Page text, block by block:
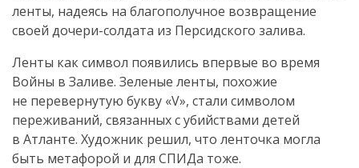
ленты, надеясь на благополучное возвращение
своей дочери-солдата из Персидского залива.
Ленты как символ появились впервые во время
Войны в Заливе. Зеленые ленты, похожие
не перевернутую букву «V», стали символом
переживаний, связанных с убийствами детей
в Атланте. Художник решил, что ленточка могла
быть метафорой и для СПИДа тоже.